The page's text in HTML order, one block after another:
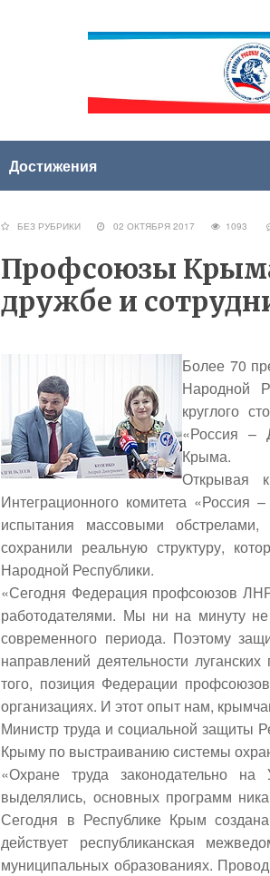
Достижения
БЕЗ РУБРИКИ 02 ОКТЯБРЯ 2017 1093
Профсоюзы Крыма
дружбе и
Более 70
Народной
круглого
«Россия –
Крыма.
Открывая
Интеграционного комитета «Россия
испытания массовыми
сохранили реальную структуру,
Народной Республики.
«Сегодня Федерация профсоюзов
работодателями. Мы ни на минуту
современного периода. Поэтому
направлений деятельности
того, позиция Федерации
организациях. И этот опыт нам,
Министр труда и социальной защиты
Крыму по выстраиванию системы
«Охране труда законодательно
выделялись, основных программ
Сегодня в Республике Крым
действует республиканская
муниципальных образованиях.